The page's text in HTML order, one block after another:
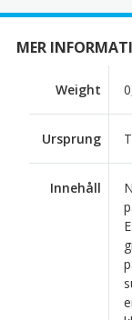
MER
Weight
Ursprung
Innehåll